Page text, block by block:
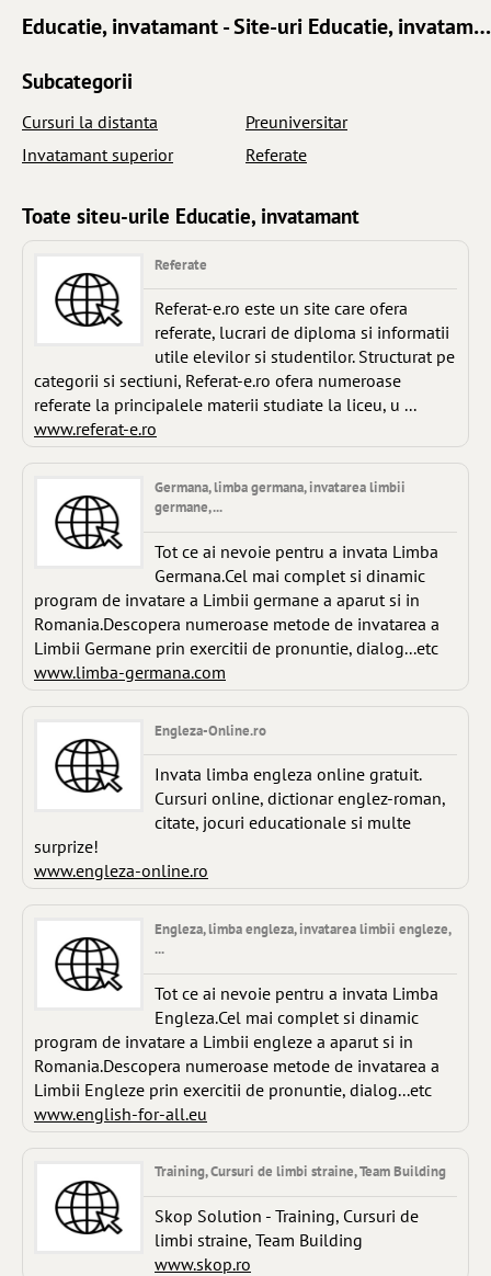
Educatie, invatamant - Site-uri Educatie, invatamant
Subcategorii
Cursuri la distanta
Invatamant superior
Preuniversitar
Referate
Toate siteu-urile Educatie, invatamant
Referate
Referat-e.ro este un site care ofera
referate, lucrari de diploma si informatii
utile elevilor si studentilor. Structurat pe
categorii si sectiuni, Referat-e.ro ofera numeroase
referate la principalele materii studiate la liceu, u ...
www.referat-e.ro
Germana, limba germana, invatarea limbii
germane, ...
Tot ce ai nevoie pentru a invata Limba
Germana.Cel mai complet si dinamic
program de invatare a Limbii germane a aparut si in
Romania.Descopera numeroase metode de invatarea a
Limbii Germane prin exercitii de pronuntie, dialog...etc
www.limba-germana.com
Engleza-Online.ro
Invata limba engleza online gratuit.
Cursuri online, dictionar englez-roman,
citate, jocuri educationale si multe
surprize!
www.engleza-online.ro
Engleza, limba engleza, invatarea limbii engleze,
...
Tot ce ai nevoie pentru a invata Limba
Engleza.Cel mai complet si dinamic
program de invatare a Limbii engleze a aparut si in
Romania.Descopera numeroase metode de invatarea a
Limbii Engleze prin exercitii de pronuntie, dialog...etc
www.english-for-all.eu
Training, Cursuri de limbi straine, Team Building
Skop Solution - Training, Cursuri de
limbi straine, Team Building
www.skop.ro